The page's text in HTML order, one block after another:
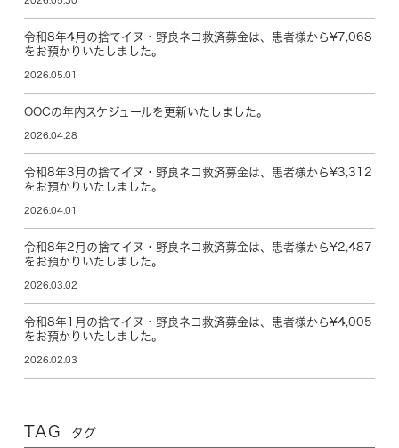
令和8年4月の捨てイヌ・野良ネコ救済募金は、患者様から¥7,068
をお預かりいたしました。
2026.05.01
OOCの年内スケジュールを更新いたしました。
2026.04.28
令和8年3月の捨てイヌ・野良ネコ救済募金は、患者様から¥3,312
をお預かりいたしました。
2026.04.01
令和8年2月の捨てイヌ・野良ネコ救済募金は、患者様から¥2,487
をお預かりいたしました。
2026.03.02
令和8年1月の捨てイヌ・野良ネコ救済募金は、患者様から¥4,005
をお預かりいたしました。
2026.02.03
TAG タグ